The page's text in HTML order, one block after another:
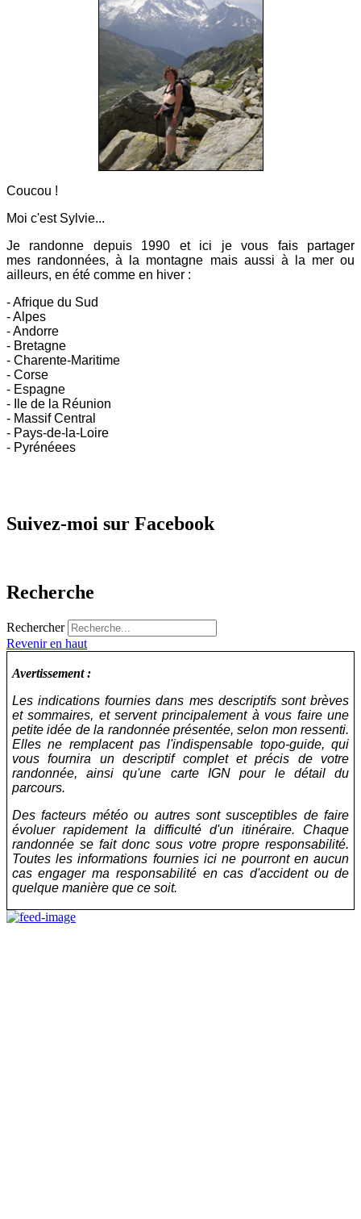
Coucou !
Moi c'est Sylvie...
Je randonne depuis 1990 et ici je vous fais partager
mes randonnées, à la montagne mais aussi à la mer ou
ailleurs, en été comme en hiver :
- Afrique du Sud
- Alpes
- Andorre
- Bretagne
- Charente-Maritime
- Corse
- Espagne
- Ile de la Réunion
- Massif Central
- Pays-de-la-Loire
- Pyrénéees
Suivez-moi sur Facebook
Recherche
Rechercher
Revenir en haut
Avertissement :
Les indications fournies dans mes descriptifs sont brèves
et sommaires, et servent principalement à vous faire une
petite idée de la randonnée présentée, selon mon ressenti.
Elles ne remplacent pas l'indispensable topo-guide, qui
vous fournira un descriptif complet et précis de votre
randonnée, ainsi qu'une carte IGN pour le détail du
parcours.
Des facteurs météo ou autres sont susceptibles de faire
évoluer rapidement la difficulté d'un itinéraire. Chaque
randonnée se fait donc sous votre propre responsabilité.
Toutes les informations fournies ici ne pourront en aucun
cas engager ma responsabilité en cas d'accident ou de
quelque manière que ce soit.